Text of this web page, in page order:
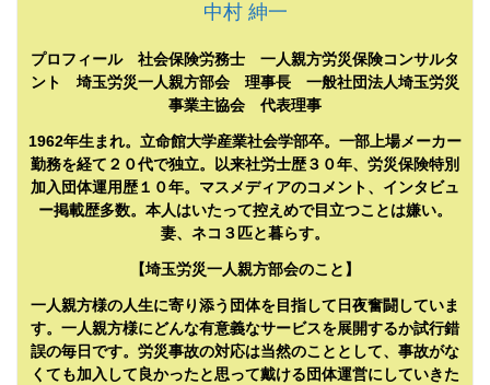
中村 紳一
プロフィール 社会保険労務士 一人親方労災保険コンサルタ
ント 埼玉労災一人親方部会 理事長 一般社団法人埼玉労災
事業主協会 代表理事
1962年生まれ。立命館大学産業社会学部卒。一部上場メーカー
勤務を経て２０代で独立。以来社労士歴３０年、労災保険特別
加入団体運用歴１０年。マスメディアのコメント、インタビュ
ー掲載歴多数。本人はいたって控えめで目立つことは嫌い。
妻、ネコ３匹と暮らす。
【埼玉労災一人親方部会のこと】
一人親方様の人生に寄り添う団体を目指して日夜奮闘していま
す。一人親方様にどんな有意義なサービスを展開するか試行錯
誤の毎日です。労災事故の対応は当然のこととして、事故がな
くても加入して良かったと思って戴ける団体運営にしていきた